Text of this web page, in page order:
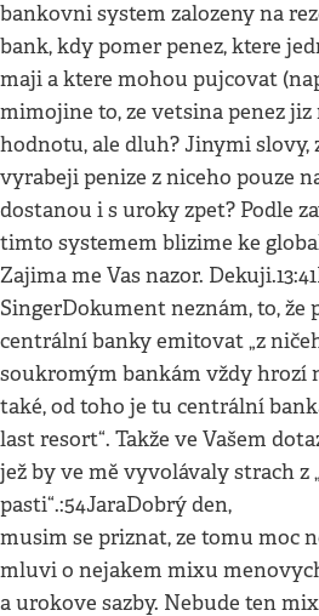
bankovni system zalozeny na
bank, kdy pomer penez, ktere
maji a ktere mohou pujcovat
mimojine to, ze vetsina penez
hodnotu, ale dluh? Jinymi slovy,
vyrabeji penize z niceho pouze
dostanou i s uroky zpet? Podle
timto systemem blizime ke
Zajima me Vas nazor.
SingerDokument neznám, to, že
centrální banky emitovat „z
soukromým bankám vždy hrozí
také, od toho je tu centrální
last resort“. Takže ve Vašem
jež by ve mě vyvolávaly strach z
pasti“.:54JaraDobrý den,
musim se priznat, ze tomu moc
mluvi o nejakem mixu
a urokove sazby. Nebude ten